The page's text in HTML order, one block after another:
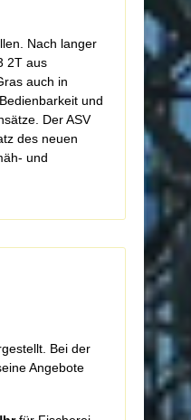
Nach langer
2T aus
auch in
und
Der ASV
des neuen
und
Bei der
Angebote